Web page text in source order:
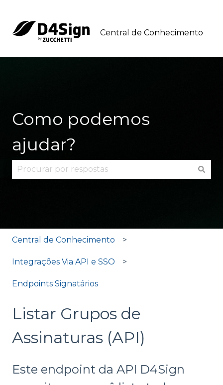
Central de Conhecimento
Como podemos
ajudar?
Central de Conhecimento
Integrações Via API e SSO
Endpoints Signatários
Listar Grupos de
Assinaturas (API)
Este endpoint da API D4Sign